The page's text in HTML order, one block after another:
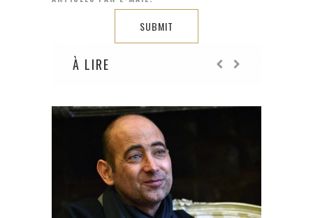
À LIRE